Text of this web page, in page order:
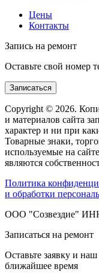
Цены
Контакты
Запись на ремонт
Оставьте свой номер
Записаться
Copyright © 2026.
и материалов сайта
характер и ни при
Товарные знаки,
используемые на
являются
Политика
и обработки
ООО "Созвездие"
Записаться на ремонт
Оставьте заявку и
ближайшее время